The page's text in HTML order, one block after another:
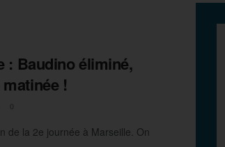
: Baudino éliminé,
!
de la 2e journée à Marseille. On